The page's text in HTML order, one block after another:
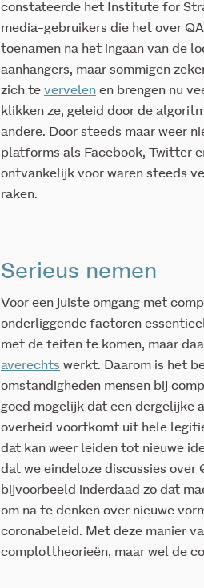
constateerde het Institute for
media-gebruikers die het over
toenamen na het ingaan van de
aanhangers, maar sommigen
zich te vervelen en brengen nu
klikken ze, geleid door de
andere. Door steeds maar weer
platforms als Facebook, Twitter
ontvankelijk voor waren steeds
raken.
Serieus nemen
Voor een juiste omgang met
onderliggende factoren
met de feiten te komen, maar
averechts werkt. Daarom is het
omstandigheden mensen bij
goed mogelijk dat een dergelijke
overheid voortkomt uit hele
dat kan weer leiden tot nieuwe
dat we eindeloze discussies over
bijvoorbeeld inderdaad zo dat
om na te denken over nieuwe
coronabeleid. Met deze manier
complottheorieën, maar wel de